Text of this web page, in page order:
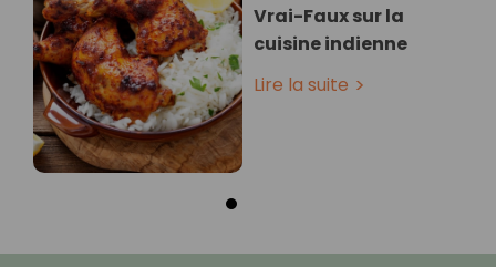
Vrai-Faux sur la
cuisine indienne
Lire la suite